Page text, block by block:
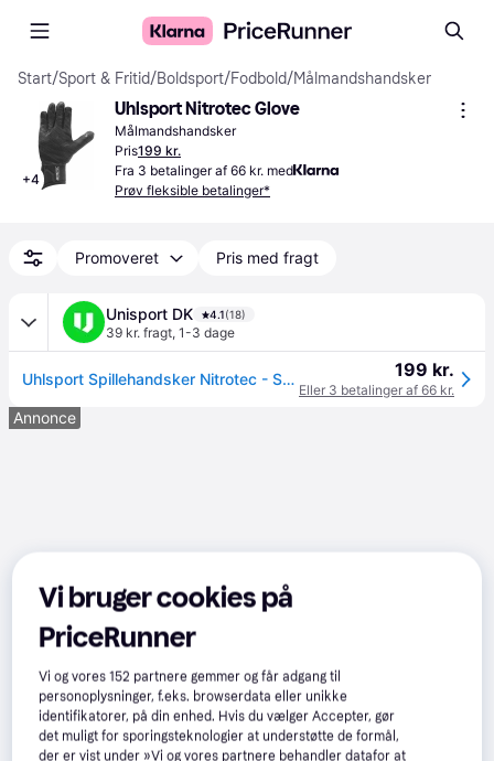
Start/Sport & Fritid/Boldsport/Fodbold/Målmandshandsker
+4
Uhlsport Nitrotec Glove
Målmandshandsker
Pris199 kr.
Fra 3 betalinger af 66 kr. med
Prøv fleksible betalinger*
Promoveret Pris med fragt
Unisport DK 4.1(18)
39 kr. fragt, 1-3 dage
Uhlsport Spillehandsker Nitrotec - Sort/Grå. 199 kr.
Eller 3 betalinger af 66 kr.
Annonce
Vi bruger cookies på
PriceRunner
Vi og vores152 partnere gemmer og får adgang til
personoplysninger, f.eks. browserdata eller unikke
identifikatorer, på din enhed. Hvis du vælger Accepter, gør
det muligt for sporingsteknologier at understøtte de formål,
der er vist under »Vi og vores partnere behandler datafor at